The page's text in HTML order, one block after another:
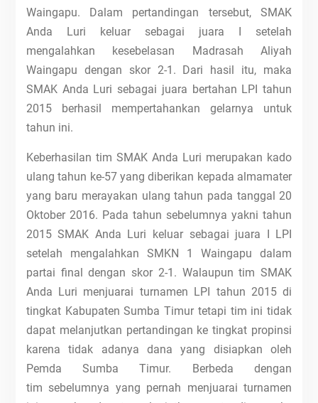
Waingapu. Dalam pertandingan tersebut, SMAK
Anda Luri keluar sebagai juara I setelah
mengalahkan kesebelasan Madrasah Aliyah
Waingapu dengan skor 2-1. Dari hasil itu, maka
SMAK Anda Luri sebagai juara bertahan LPI tahun
2015 berhasil mempertahankan gelarnya untuk
tahun ini.
Keberhasilan tim SMAK Anda Luri merupakan kado
ulang tahun ke-57 yang diberikan kepada almamater
yang baru merayakan ulang tahun pada tanggal 20
Oktober 2016. Pada tahun sebelumnya yakni tahun
2015 SMAK Anda Luri keluar sebagai juara I LPI
setelah mengalahkan SMKN 1 Waingapu dalam
partai final dengan skor 2-1. Walaupun tim SMAK
Anda Luri menjuarai turnamen LPI tahun 2015 di
tingkat Kabupaten Sumba Timur tetapi tim ini tidak
dapat melanjutkan pertandingan ke tingkat propinsi
karena tidak adanya dana yang disiapkan oleh
Pemda Sumba Timur. Berbeda dengan
tim sebelumnya yang pernah menjuarai turnamen